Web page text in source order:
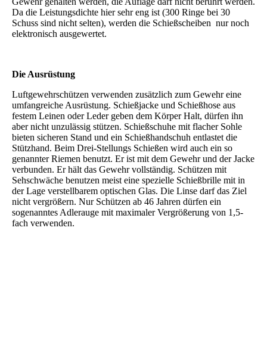
Da die Leistungsdichte hier sehr eng ist (300 Ringe bei 30
Schuss sind nicht selten), werden die Schießscheiben nur noch
elektronisch ausgewertet.
Die Ausrüstung
Luftgewehrschützen verwenden zusätzlich zum Gewehr eine
umfangreiche Ausrüstung. Schießjacke und Schießhose aus
festem Leinen oder Leder geben dem Körper Halt, dürfen ihn
aber nicht unzulässig stützen. Schießschuhe mit flacher Sohle
bieten sicheren Stand und ein Schießhandschuh entlastet die
Stützhand. Beim Drei-Stellungs Schießen wird auch ein so
genannter Riemen benutzt. Er ist mit dem Gewehr und der Jacke
verbunden. Er hält das Gewehr vollständig. Schützen mit
Sehschwäche benutzen meist eine spezielle Schießbrille mit in
der Lage verstellbarem optischen Glas. Die Linse darf das Ziel
nicht vergrößern. Nur Schützen ab 46 Jahren dürfen ein
sogenanntes Adlerauge mit maximaler Vergrößerung von 1,5-
fach verwenden.